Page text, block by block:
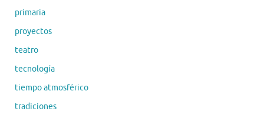
primaria
proyectos
teatro
tecnología
tiempo atmosférico
tradiciones